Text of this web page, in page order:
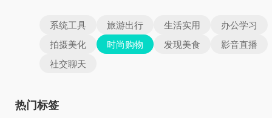
系统工具 旅游出行 生活实用
办公学习
拍摄美化
时尚购物 发现美食
影音直播
社交聊天
热门标签